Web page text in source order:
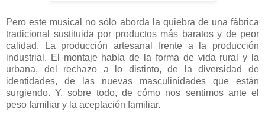
Pero este musical no sólo aborda la quiebra de una fábrica
tradicional sustituida por productos más baratos y de peor
calidad. La producción artesanal frente a la producción
industrial. El montaje habla de la forma de vida rural y la
urbana, del rechazo a lo distinto, de la diversidad de
identidades, de las nuevas masculinidades que están
surgiendo. Y, sobre todo, de cómo nos sentimos ante el
peso familiar y la aceptación familiar.